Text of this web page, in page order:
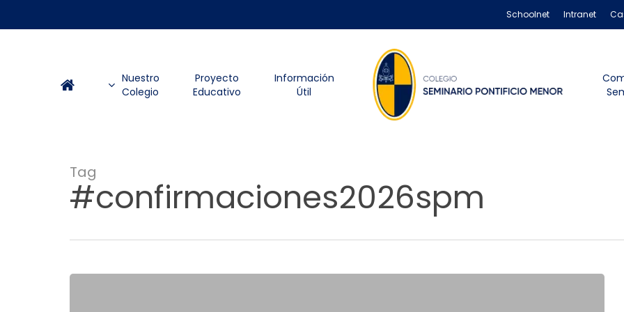
main
Schoolnet Intranet
Nuestro
Colegio
Proyecto
Educativo
Información
Útil
Tag
#confirmaciones2026spm
“Ahora